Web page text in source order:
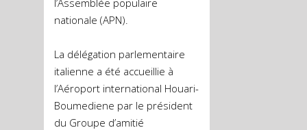
l’Assemblée populaire
nationale (APN).
La délégation parlementaire
italienne a été accueillie à
l’Aéroport international Houari-
Boumediene par le président
du Groupe d’amitié